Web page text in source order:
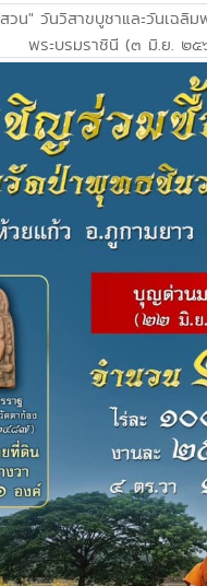
วน" วันวิสาขบูชาและวันเฉลิ
พระบรมราชินี (๓ มิ.ย. ๒๕